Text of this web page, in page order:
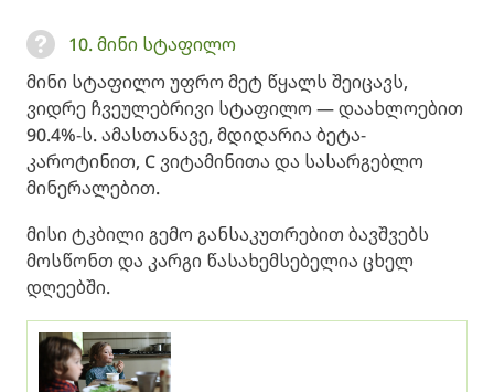
10. მინი სტაფილო
მინი სტაფილო უფრო მეტ წყალს შეიცავს,
ვიდრე ჩვეულებრივი სტაფილო — დაახლოებით
90.4%-ს. ამასთანავე, მდიდარია ბეტა-
კაროტინით, C ვიტამინითა და სასარგებლო
მინერალებით.
მისი ტკბილი გემო განსაკუთრებით ბავშვებს
მოსწონთ და კარგი წასახემსებელია ცხელ
დღეებში.